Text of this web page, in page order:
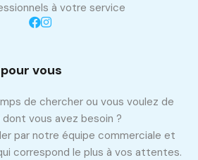
à votre service
vous
de chercher ou vous voulez de
vous avez besoin ?
par notre équipe commerciale et
correspond le plus à vos attentes.